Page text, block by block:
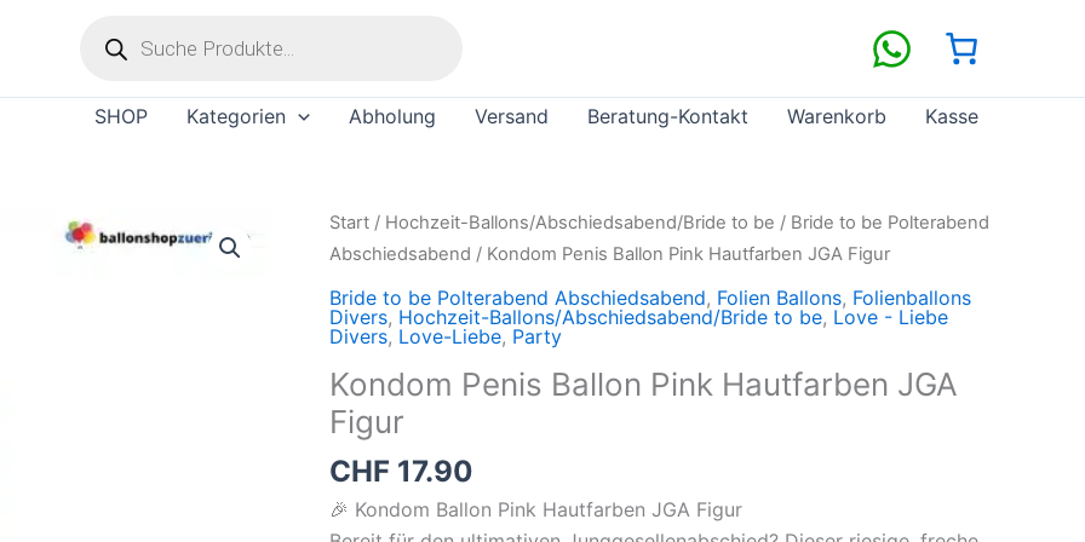
SHOP Kategorien Abholung Versand Beratung-Kontakt Warenkorb Kasse
Start / Hochzeit-Ballons/Abschiedsabend/Bride to be / Bride to be Polterabend
Abschiedsabend / Kondom Penis Ballon Pink Hautfarben JGA Figur
Bride to be Polterabend Abschiedsabend, Folien Ballons, Folienballons
Divers, Hochzeit-Ballons/Abschiedsabend/Bride to be, Love - Liebe
Divers, Love-Liebe, Party
Kondom Penis Ballon Pink Hautfarben JGA
Figur
CHF 17.90
🎉 Kondom Ballon Pink Hautfarben JGA Figur
Kondom
Penis
Ballon
Pink
Hautfarben
JGA
Figur
Menge